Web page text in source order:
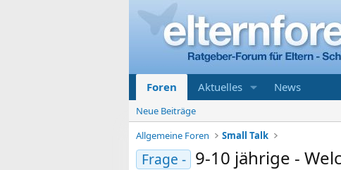
Foren Aktuelles News
Neue Beiträge
Allgemeine Foren
Small Talk
Frage - 9-10 jährige -